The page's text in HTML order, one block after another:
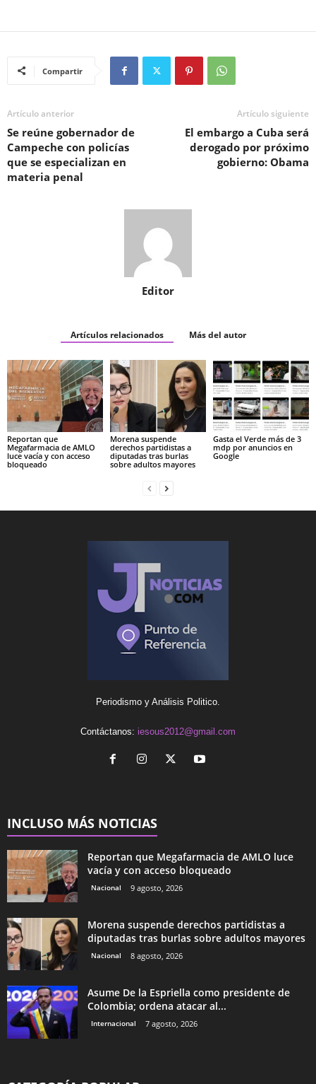
Compartir
Artículo anterior
Se reúne gobernador de
Campeche con policías
que se especializan en
materia penal
Artículo siguiente
El embargo a Cuba será
derogado por próximo
gobierno: Obama
Editor
Artículos relacionados Más del autor
Reportan que
Megafarmacia de AMLO
luce vacía y con acceso
bloqueado
Morena suspende
derechos partidistas a
diputadas tras burlas
sobre adultos mayores
Gasta el Verde más de 3
mdp por anuncios en
Google
Periodismo y Análisis Politico.
Contáctanos: iesous2012@gmail.com
INCLUSO MÁS NOTICIAS
Reportan que Megafarmacia de AMLO luce
vacía y con acceso bloqueado
Nacional 9 agosto, 2026
Morena suspende derechos partidistas a
diputadas tras burlas sobre adultos mayores
Nacional 8 agosto, 2026
Asume De la Espriella como presidente de
Colombia; ordena atacar al...
Internacional 7 agosto, 2026